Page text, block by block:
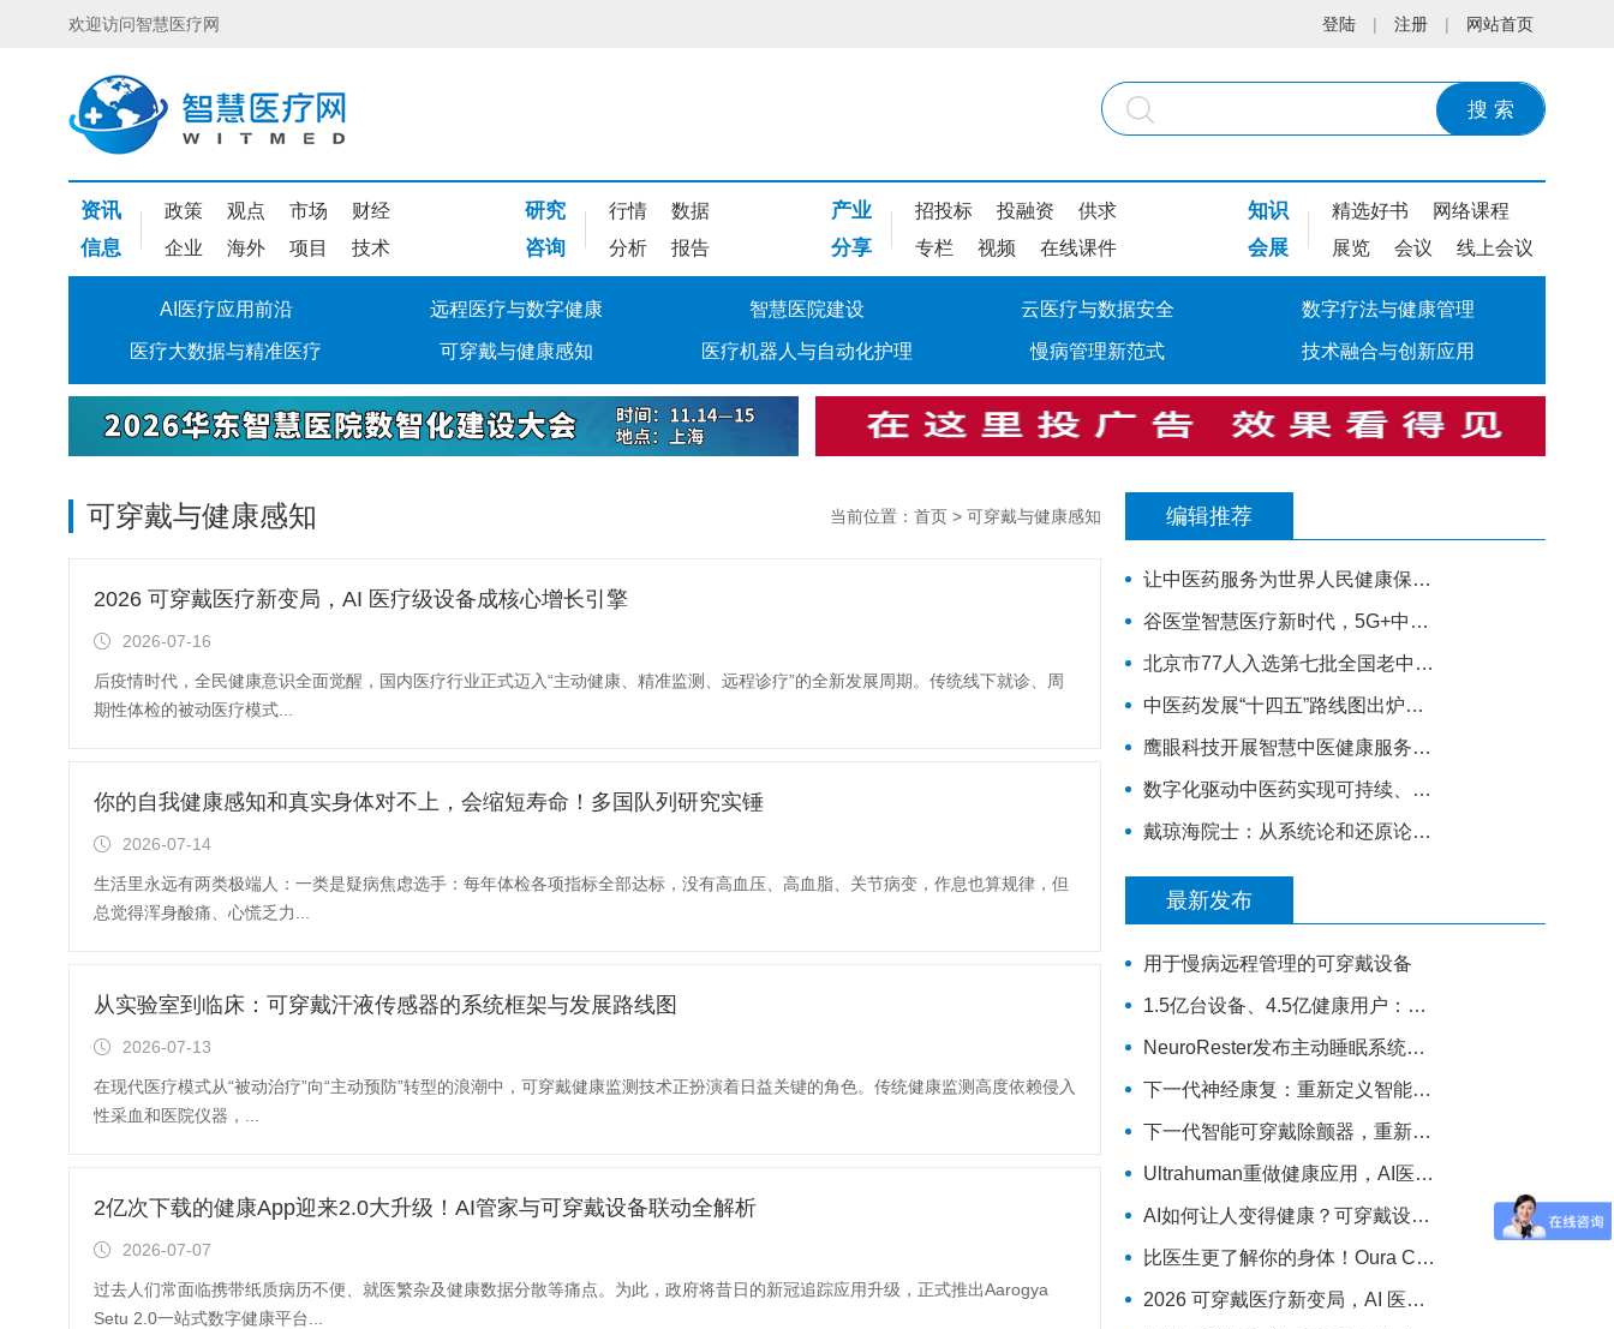
欢迎访问智慧医疗网 登陆 | 注册 | 网站首页
搜 索
资讯 政策 观点 市场 财经
信息 企业 海外 项目 技术
研究 行情 数据
咨询 分析 报告
产业 招投标 投融资 供求
分享 专栏 视频 在线课件
知识 精选好书 网络课程
会展 展览 会议 线上会议
AI医疗应用前沿 远程医疗与数字健康 智慧医院建设 云医疗与数据安全 数字疗法与健康管理
医疗大数据与精准医疗 可穿戴与健康感知 医疗机器人与自动化护理 慢病管理新范式 技术融合与创新应用
可穿戴与健康感知 当前位置： 首页 > 可穿戴与健康感知
2026 可穿戴医疗新变局，AI 医疗级设备成核心增长引擎
2026-07-16
后疫情时代，全民健康意识全面觉醒，国内医疗行业正式迈入“主动健康、精准监测、远程诊疗”的全新发展周期。传统线下就诊、周
期性体检的被动医疗模式...
你的自我健康感知和真实身体对不上，会缩短寿命！多国队列研究实锤
2026-07-14
生活里永远有两类极端人：一类是疑病焦虑选手：每年体检各项指标全部达标，没有高血压、高血脂、关节病变，作息也算规律，但
总觉得浑身酸痛、心慌乏力...
从实验室到临床：可穿戴汗液传感器的系统框架与发展路线图
2026-07-13
在现代医疗模式从“被动治疗”向“主动预防”转型的浪潮中，可穿戴健康监测技术正扮演着日益关键的角色。传统健康监测高度依赖侵入
性采血和医院仪器，...
2亿次下载的健康App迎来2.0大升级！AI管家与可穿戴设备联动全解析
2026-07-07
过去人们常面临携带纸质病历不便、就医繁杂及健康数据分散等痛点。为此，政府将昔日的新冠追踪应用升级，正式推出Aarogya
Setu 2.0一站式数字健康平台...
编辑推荐
让中医药服务为世界人民健康保驾护航——西安中医脑病医院为外籍患者服务纪实
谷医堂智慧医疗新时代，5G+中医诊疗大有可为！|谷医堂科技中医
北京市77人入选第七批全国老中医药专家学术经验继承工作指导老师（附名单）
中医药发展“十四五”路线图出炉！火线解读，对基层医生有哪些利好？
鹰眼科技开展智慧中医健康服务进社区活动
数字化驱动中医药实现可持续、高质量的发展
戴琼海院士：从系统论和还原论谈智能中医的发展
最新发布
用于慢病远程管理的可穿戴设备
1.5亿台设备、4.5亿健康用户：华为如何把规模变成数据
NeuroRester发布主动睡眠系统，AI医疗可穿戴从记录走向反馈
下一代神经康复：重新定义智能可穿戴设备
下一代智能可穿戴除颤器，重新定义院外心脏急救
Ultrahuman重做健康应用，AI医疗穿戴从“看数据”转向“给行动”
AI如何让人变得健康？可穿戴设备成关键技术支撑
比医生更了解你的身体！Oura CEO说出可穿戴健康设备对医疗体系的革命
2026 可穿戴医疗新变局，AI 医疗级设备成核心增长引擎